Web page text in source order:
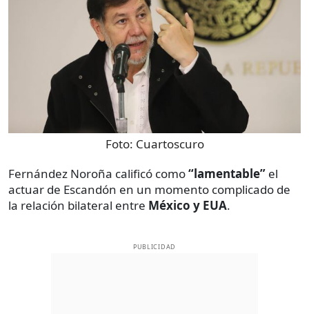
Foto: Cuartoscuro
Fernández Noroña calificó como“lamentable” el
actuar de Escandón en un momento complicado de
la relación bilateral entre México y EUA.
PUBLICIDAD